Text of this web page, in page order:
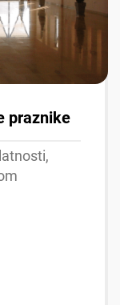
praznike